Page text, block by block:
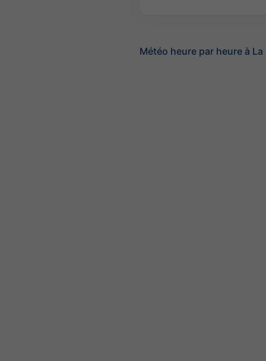
Météo heure par heure à La